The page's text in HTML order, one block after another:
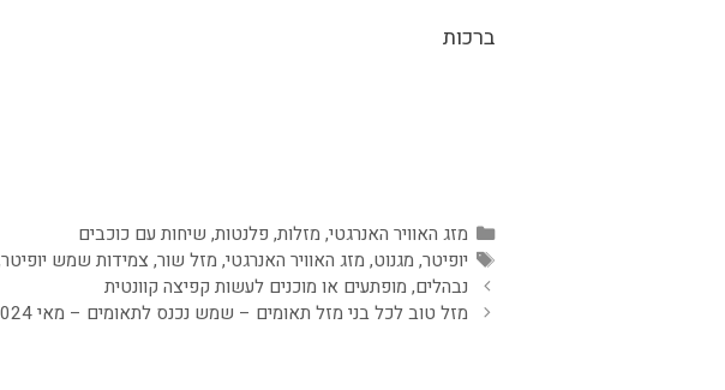
ברכות
קטגוריות
מזג האוויר האנרגטי, מזלות, פלנטות, שיחות עם כוכבים
תגיות
יופיטר, מגנוט, מזג האוויר האנרגטי, מזל שור, צמידות שמש יופיטר
נבהלים, מופתעים או מוכנים לעשות קפיצה קוונטית
מזל טוב לכל בני מזל תאומים – שמש נכנס לתאומים – מאי 2024